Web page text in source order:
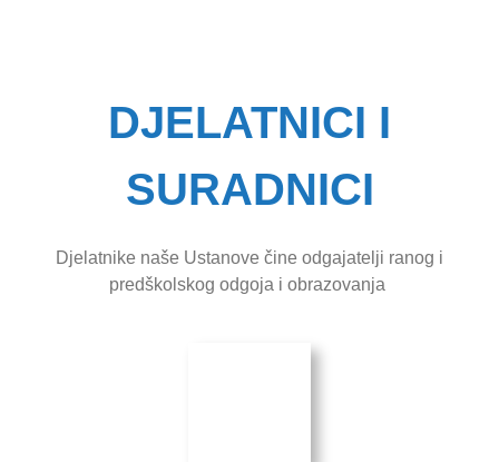
DJELATNICI I
SURADNICI
Djelatnike naše Ustanove čine odgajatelji ranog i
predškolskog odgoja i obrazovanja